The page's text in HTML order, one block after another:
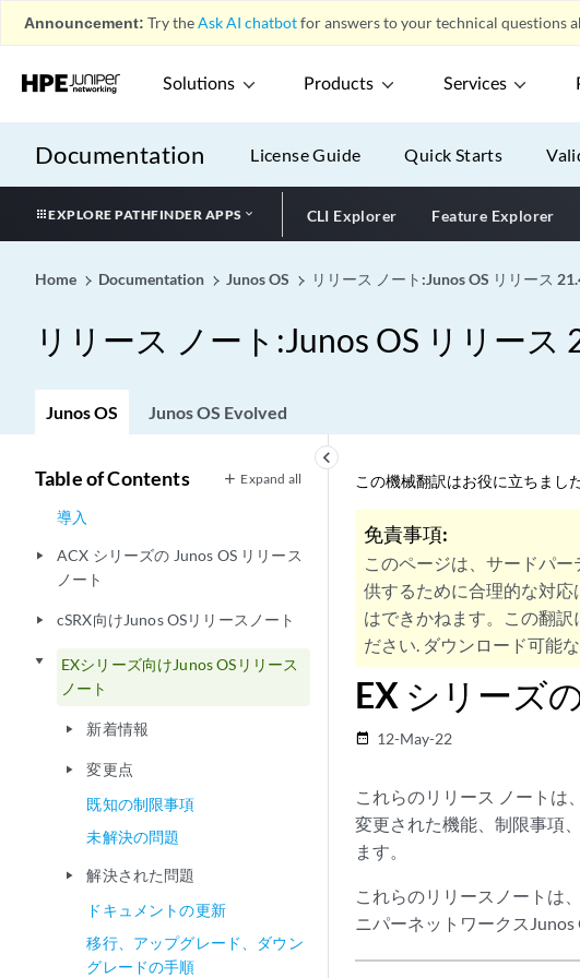
Announcement: Try theAsk AI chatbotfor answers to your technical questions
Solutions Products Services
Documentation License Guide Quick Starts
EXPLORE PATHFINDER APPS CLI Explorer Feature Explorer
Home Documentation Junos OS リリース ノート:Junos OS リリース
リリース ノート:Junos OS リリース
Junos OS Junos OS Evolved
keyboard_arrow_left
Table of Contents Expand all
導入
play_arrow
ACX シリーズの Junos OS リリース
ノート
play_arrow cSRX向けJunos OSリリースノート
play_arrow
EXシリーズ向けJunos OSリリース
ノート
play_arrow 新着情報
play_arrow
変更点
既知の制限事項
未解決の問題
play_arrow
解決された問題
ドキュメントの更新
移行、アップグレード、ダウン
グレードの手順
この機械翻訳はお役に立ちまし
免責事項:
このページは、サードパ
供するために合理的な対
はできかねます。この翻
ださい. ダウンロード可能
EX シリーズ
date_range 12-May-22
これらのリリース ノートは
変更された機能、制限事項
ます。
これらのリリースノートは、
ニパーネットワークスJunos